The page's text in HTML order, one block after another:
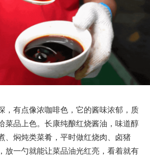
，有点像浓咖啡色，它的酱味浓郁，质
菜品上色。长康纯酿红烧酱油，味道醇
、焖炖类菜肴，平时做红烧肉、卤猪
放一勺就能让菜品油光红亮，看着就有